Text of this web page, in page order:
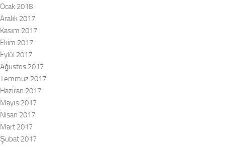
Ocak 2018
Aralık 2017
Kasım 2017
Ekim 2017
Eylül 2017
Ağustos 2017
Temmuz 2017
Haziran 2017
Mayıs 2017
Nisan 2017
Mart 2017
Şubat 2017